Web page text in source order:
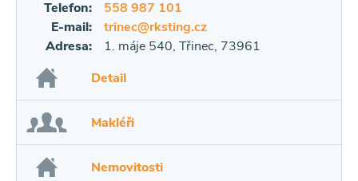
Telefon:
558 987 101
E-mail:
trinec@rksting.cz
Adresa:
1. máje 540, Třinec, 73961
Detail
Makléři
Nemovitosti